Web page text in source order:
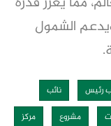
الشمول
رئيس
نائب
مشروع
مركز